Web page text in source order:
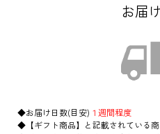
お届
◆お届け日数(目安) １週間程度
◆【ギフト商品】と記載されている